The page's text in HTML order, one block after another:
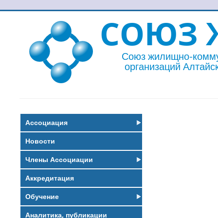
СОЮЗ
Союз жилищно-
организаций
Ассоциация
Новости
Члены Ассоциации
Аккредитация
Обучение
Аналитика, публикации